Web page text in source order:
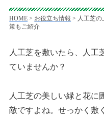
HOME > お役立ち情報 > 人工芝
策もご紹介
人工芝を敷いたら、人工
ていませんか？
人工芝の美しい緑と花に
敵ですよね。せっかく敷